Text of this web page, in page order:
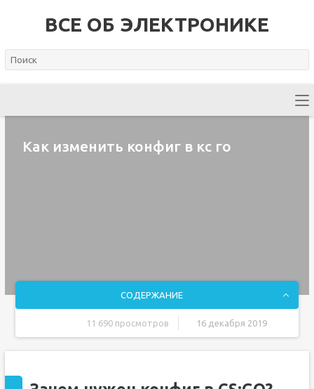
ВСЕ ОБ ЭЛЕКТРОНИКЕ
Как изменить конфиг в кс го
СОДЕРЖАНИЕ
11 690 просмотров 16 декабря 2019
Где находится конфиг ?